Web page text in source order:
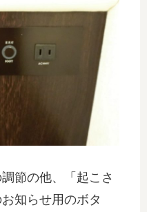
節の他、「起こさ
知らせ用のボタ